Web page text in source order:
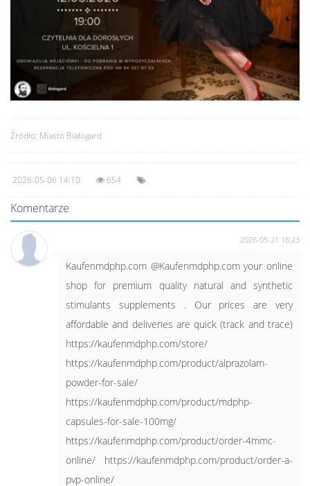
Źródło: Miasto Białogard
2026-05-06 14:10 654
Komentarze
2026-05-21 16:23
Kaufenmdphp.com @Kaufenmdphp.com your online
shop for premium quality natural and synthetic
stimulants supplements . Our prices are very
affordable and deliveries are quick (track and trace)
https://kaufenmdphp.com/store/
https://kaufenmdphp.com/product/alprazolam-
powder-for-sale/
https://kaufenmdphp.com/product/mdphp-
capsules-for-sale-100mg/
https://kaufenmdphp.com/product/order-4mmc-
online/ https://kaufenmdphp.com/product/order-a-
pvp-online/